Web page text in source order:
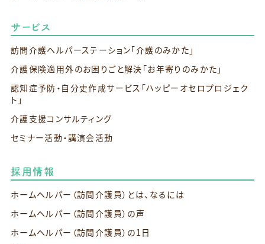
サービス
訪問介護ヘルパーステーション「介護のみかた」
介護保険適用外のお困りごと解決 「お年寄りのみかた」
認知症予防・自分史作成サービス 「ハッピーオセロプロジェク
ト」
介護支援コンサルティング
セミナー活動・講演会活動
採用情報
ホームヘルパー（訪問介護員）とは、なるには
ホームヘルパー（訪問介護員）の声
ホームヘルパー（訪問介護員）の1日